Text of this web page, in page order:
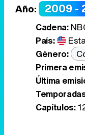
Año: 2009 -
Cadena:
País:
Género:
Primera
Última
Capítulos: